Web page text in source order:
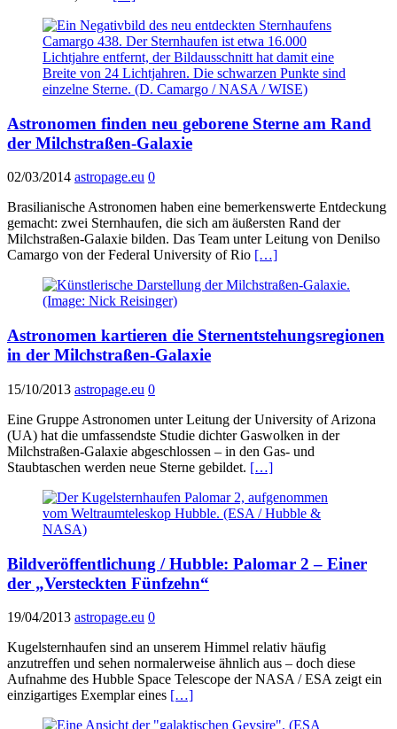
Astronomen finden neu geborene Sterne am Rand
der Milchstraßen-Galaxie
02/03/2014 astropage.eu 0
Brasilianische Astronomen haben eine bemerkenswerte Entdeckung
gemacht: zwei Sternhaufen, die sich am äußersten Rand der
Milchstraßen-Galaxie bilden. Das Team unter Leitung von Denilso
Camargo von der Federal University of Rio […]
Astronomen kartieren die Sternentstehungsregionen
in der Milchstraßen-Galaxie
15/10/2013 astropage.eu 0
Eine Gruppe Astronomen unter Leitung der University of Arizona
(UA) hat die umfassendste Studie dichter Gaswolken in der
Milchstraßen-Galaxie abgeschlossen – in den Gas- und
Staubtaschen werden neue Sterne gebildet. […]
Bildveröffentlichung / Hubble: Palomar 2 – Einer
der „Versteckten Fünfzehn“
19/04/2013 astropage.eu 0
Kugelsternhaufen sind an unserem Himmel relativ häufig
anzutreffen und sehen normalerweise ähnlich aus – doch diese
Aufnahme des Hubble Space Telescope der NASA / ESA zeigt ein
einzigartiges Exemplar eines […]